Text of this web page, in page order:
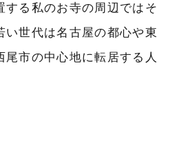
する私のお寺の周辺ではそ
い世代は名古屋の都心や東
市の中心地に転居する人